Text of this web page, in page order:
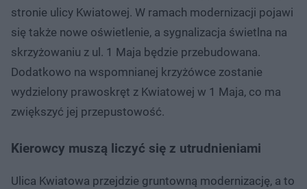
stronie ulicy Kwiatowej. W ramach modernizacji pojawi
się także nowe oświetlenie, a sygnalizacja świetlna na
skrzyżowaniu z ul. 1 Maja będzie przebudowana.
Dodatkowo na wspomnianej krzyżówce zostanie
wydzielony prawoskręt z Kwiatowej w 1 Maja, co ma
zwiększyć jej przepustowość.
Kierowcy muszą liczyć się z utrudnieniami
Ulica Kwiatowa przejdzie gruntowną modernizację, a to